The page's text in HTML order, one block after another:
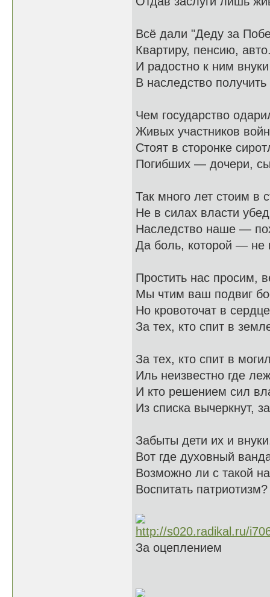
Всё дали "Деду за
Квартиру, пенсию,
И радостно к ним
В наследство получить
Чем государство
Живых участников
Стоят в сторонке
Погибших — дочери,
Так много лет стоим в
Не в силах власти
Наследство наше —
Да боль, которой — не
Простить нас просим,
Мы чтим ваш подвиг
Но кровоточат в
За тех, кто спит в
За тех, кто спит в
Иль неизвестно где
И кто решением сил
Из списка вычеркнут,
Забыты дети их и
Вот где духовный
Возможно ли с такой
Воспитать патриотизм?
За оцеплением